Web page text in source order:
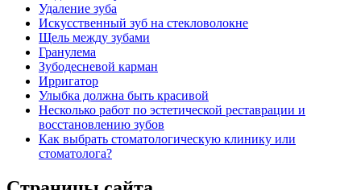
Удаление зуба
Искусственный зуб на стекловолокне
Щель между зубами
Гранулема
Зубодесневой карман
Ирригатор
Улыбка должна быть красивой
Несколько работ по эстетической реставрации и
восстановлению зубов
Как выбрать стоматологическую клинику или
стоматолога?